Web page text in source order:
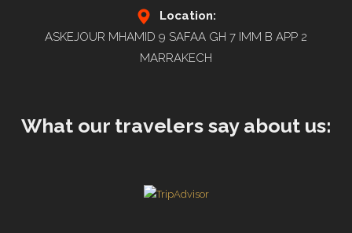
Location:
ASKEJOUR MHAMID 9 SAFAA GH 7 IMM B APP 2
MARRAKECH
What our travelers say about us: